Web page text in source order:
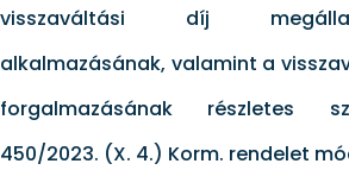
visszaváltási díj
alkalmazásának, valamint a
forgalmazásának részletes
450/2023. (X. 4.) Korm. rendelet